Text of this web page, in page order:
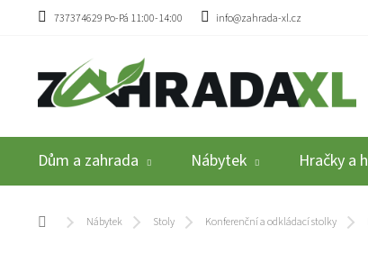
Přejít na obsah
737374629 Po-Pá 11:00-14:00 info@zahrada-xl.cz
Dům a zahrada Nábytek Hračky a
Domů Nábytek Stoly Konferenční a odkládací stolky